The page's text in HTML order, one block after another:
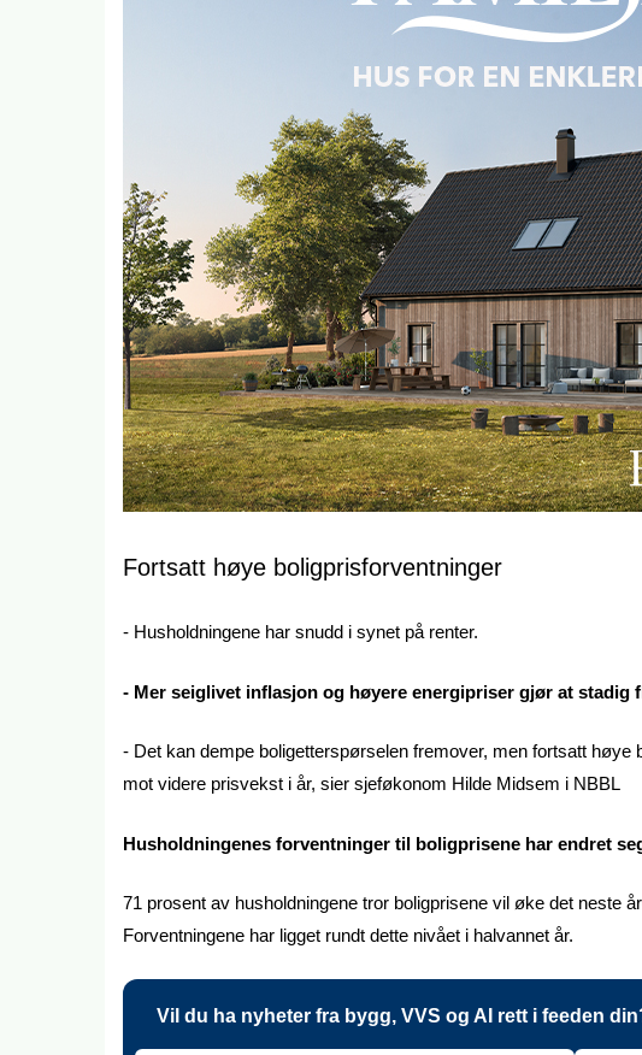
Fortsatt høye boligprisforventninger
- Husholdningene har snudd i synet på renter.
- Mer seiglivet inflasjon og høyere energipriser gjør at stadig
- Det kan dempe boligetterspørselen fremover, men fortsatt
mot videre prisvekst i år, sier sjeføkonom Hilde Midsem i NBBL
Husholdningenes forventninger til boligprisene har endret
71 prosent av husholdningene tror boligprisene vil øke det neste
Forventningene har ligget rundt dette nivået i halvannet år.
Vil du ha nyheter fra bygg, VVS og AI rett i feeden